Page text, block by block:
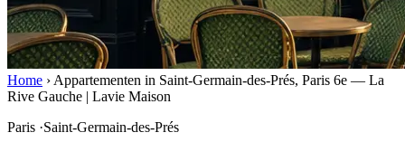
Home › Appartementen in Saint-Germain-des-Prés, Paris 6e — La
Rive Gauche | Lavie Maison
Paris ·Saint-Germain-des-Prés